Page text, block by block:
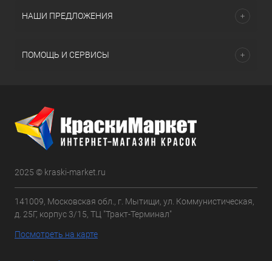
НАШИ ПРЕДЛОЖЕНИЯ
ПОМОЩЬ И СЕРВИСЫ
2025 © kraski-market.ru
141009, Московская обл., г. Мытищи, ул. Коммунистическая,
д. 25Г, корпус 3/15, ТЦ "Тракт-Терминал"
Посмотреть на карте